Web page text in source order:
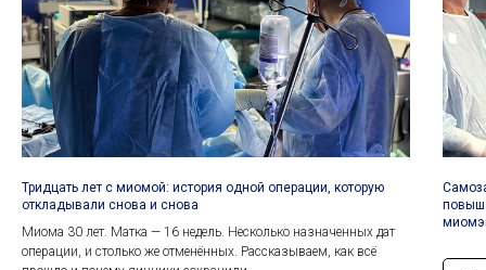
Тридцать лет с миомой: история одной операции, которую
откладывали снова и снова
Миома 30 лет. Матка — 16 недель. Несколько назначенных дат
операции, и столько же отменённых. Рассказываем, как всё